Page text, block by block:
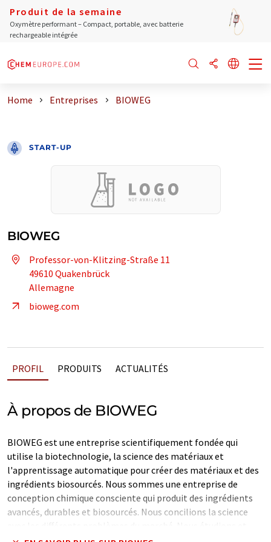
Produit de la semaine
Oxymètre performant – Compact, portable, avec batterie
rechargeable intégrée
Home Entreprises BIOWEG
START-UP
BIOWEG
Professor-von-Klitzing-Straße 11
49610 Quakenbrück
Allemagne
bioweg.com
PROFIL PRODUITS ACTUALITÉS
À propos de BIOWEG
BIOWEG est une entreprise scientifiquement fondée qui
utilise la biotechnologie, la science des matériaux et
l'apprentissage automatique pour créer des matériaux et des
ingrédients biosourcés. Nous sommes une entreprise de
conception chimique consciente qui produit des ingrédients
avancés, durables et biosourcés. Nous concilions la science
combinons la biologie, la fermentation, la science des